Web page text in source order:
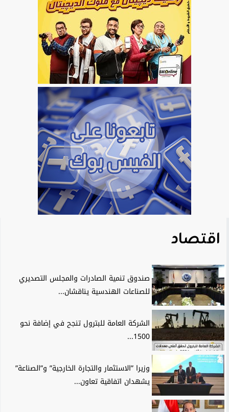
اقتصاد
صندوق تنمية الصادرات والمجلس التصديري
للصناعات الهندسية يناقشان...
الشركة العامة للبترول تنجح في إضافة نحو
1500...
وزيرا ”الاستثمار والتجارة الخارجية” و”الصناعة”
يشهدان اتفاقية تعاون...